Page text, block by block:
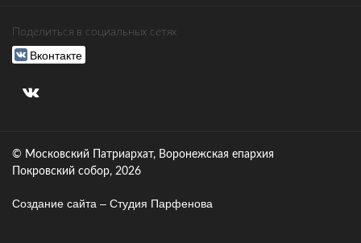
Поделиться в социальных сетях
Вконтакте
© Московский Патриархат, Воронежcкая епархия
Покровский собор, 2026
Создание сайта – Cтудия Парфенова